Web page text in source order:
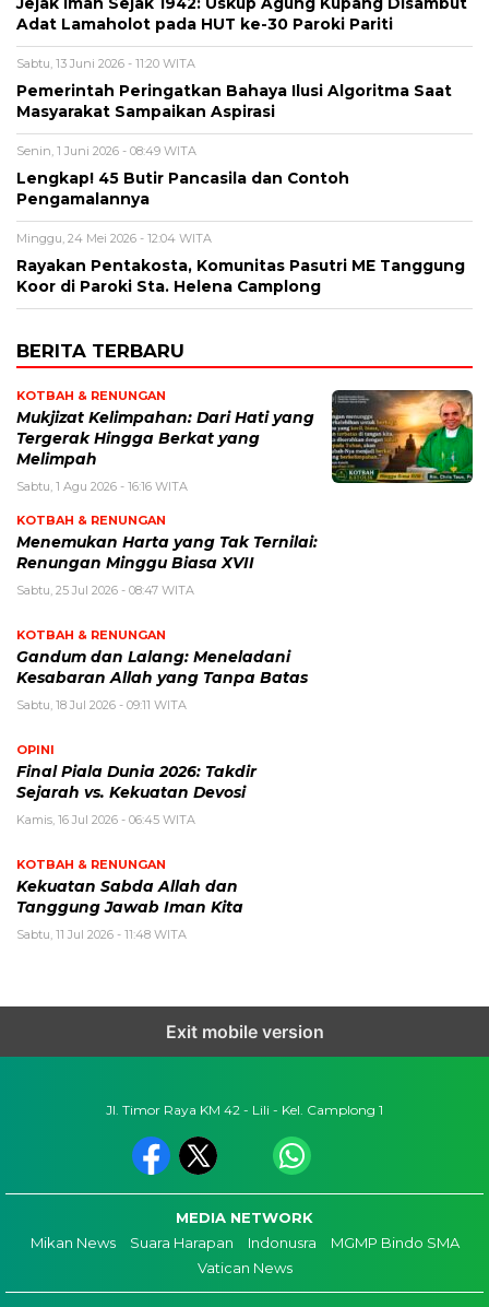
Adat Lamaholot pada HUT ke-30 Paroki Pariti
Sabtu, 13 Juni 2026 - 11:20 WITA
Pemerintah Peringatkan Bahaya Ilusi Algoritma Saat
Masyarakat Sampaikan Aspirasi
Senin, 1 Juni 2026 - 08:49 WITA
Lengkap! 45 Butir Pancasila dan Contoh
Pengamalannya
Minggu, 24 Mei 2026 - 12:04 WITA
Rayakan Pentakosta, Komunitas Pasutri ME Tanggung
Koor di Paroki Sta. Helena Camplong
BERITA TERBARU
KOTBAH & RENUNGAN
Mukjizat Kelimpahan: Dari Hati yang
Tergerak Hingga Berkat yang
Melimpah
Sabtu, 1 Agu 2026 - 16:16 WITA
KOTBAH & RENUNGAN
Menemukan Harta yang Tak Ternilai:
Renungan Minggu Biasa XVII
Sabtu, 25 Jul 2026 - 08:47 WITA
KOTBAH & RENUNGAN
Gandum dan Lalang: Meneladani
Kesabaran Allah yang Tanpa Batas
Sabtu, 18 Jul 2026 - 09:11 WITA
OPINI
Final Piala Dunia 2026: Takdir
Sejarah vs. Kekuatan Devosi
Kamis, 16 Jul 2026 - 06:45 WITA
KOTBAH & RENUNGAN
Kekuatan Sabda Allah dan
Tanggung Jawab Iman Kita
Sabtu, 11 Jul 2026 - 11:48 WITA
Exit mobile version
Jl. Timor Raya KM 42 - Lili - Kel. Camplong 1
MEDIA NETWORK
Mikan News
Suara Harapan Indonusra
MGMP Bindo SMA
Vatican News